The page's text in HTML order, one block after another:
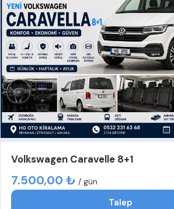
Volkswagen Caravelle 8+1
7.500,00 ₺ / gün
Talep